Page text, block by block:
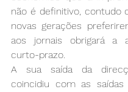
não é definitivo, contudo
novas gerações
aos jornais obrigará a
curto-prazo.
A sua saída da
coincidiu com as saídas